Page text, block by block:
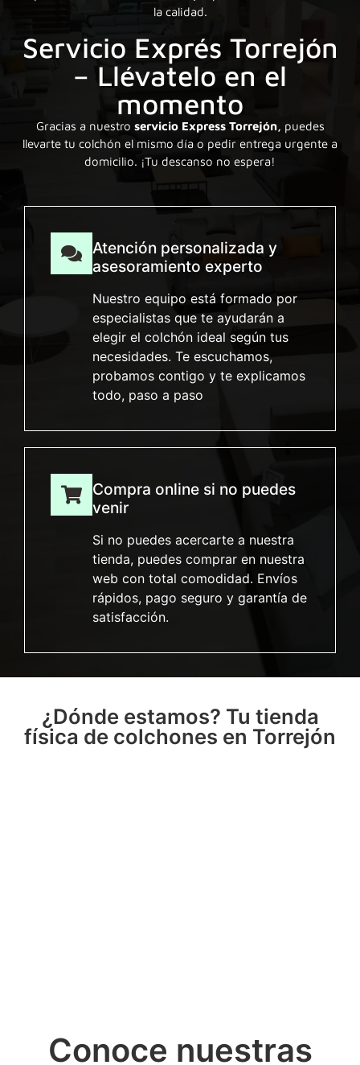
la calidad.
Servicio Exprés Torrejón
– Llévatelo en el
momento
Gracias a nuestro servicio Express Torrejón, puedes
llevarte tu colchón el mismo día o pedir entrega urgente a
domicilio. ¡Tu descanso no espera!
Atención personalizada y
asesoramiento experto
Nuestro equipo está formado por
especialistas que te ayudarán a
elegir el colchón ideal según tus
necesidades. Te escuchamos,
probamos contigo y te explicamos
todo, paso a paso
Compra online si no puedes
venir
Si no puedes acercarte a nuestra
tienda, puedes comprar en nuestra
web con total comodidad. Envíos
rápidos, pago seguro y garantía de
satisfacción.
¿Dónde estamos? Tu tienda
física de colchones en Torrejón
Conoce nuestras